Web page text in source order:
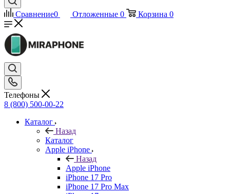
Сравнение0 Отложенные 0 Корзина 0
Телефоны
8 (800) 500-00-22
Каталог
Назад
Каталог
Apple iPhone
Назад
Apple iPhone
iPhone 17 Pro
iPhone 17 Pro Max